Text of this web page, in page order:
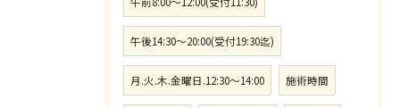
午後14:30〜20:00(受付19:30迄)
月.火.木.金曜日.12:30〜14:00 施術時間